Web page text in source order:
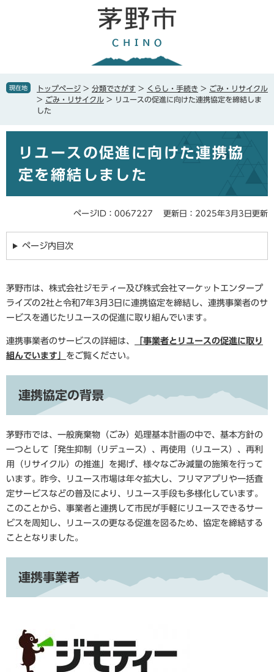
で
ば現在地 トップページ > 分類でさがす > くらし・手続き > ごみ・リサイクル
> ごみ・リサイクル > リユースの促進に向けた連携協定を締結しま
した
リユースの促進に向けた連携協
定を締結しました
ページID：0067227 更新日：2025年3月3日更新
ページ内目次
茅野市は、株式会社ジモティー及び株式会社マーケットエンタープ
ライズの2社と令和7年3月3日に連携協定を締結し、連携事業者のサ
ービスを通じたリユースの促進に取り組んでいます。
連携事業者のサービスの詳細は、
「事業者とリユースの促進に取り
組んでいます」 をご覧ください。
連携協定の背景
茅野市では、一般廃棄物（ごみ）処理基本計画の中で、基本方針の
一つとして「発生抑制（リデュース）、再使用（リユース）、再利
用（リサイクル）の推進」を掲げ、様々なごみ減量の施策を行って
います。昨今、リユース市場は年々拡大し、フリマアプリや一括査
定サービスなどの普及により、リユース手段も多様化しています。
このことから、事業者と連携して市民が手軽にリユースできるサー
ビスを周知し、リユースの更なる促進を図るため、協定を締結する
こととなりました。
連携事業者